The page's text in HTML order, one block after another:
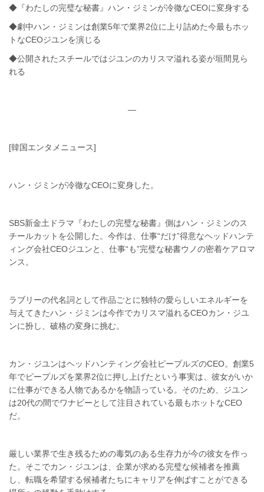
◆『わたしの完璧な秘書』ハン・ジミンが冷徹なCEOに変身する
◆劇中ハン・ジミンは創業5年で業界2位に上り詰めた今最もホッ
トなCEOジユンを演じる
◆公開されたスチールではジユンのカリスマ溢れる姿が垣間見ら
れる
—
[韓国エンタメニュース]
ハン・ジミンが冷徹なCEOに変身した。
SBS新金土ドラマ『わたしの完璧な秘書』側はハン・ジミンのス
チールカットを公開した。今作は、仕事“だけ”得意なヘッドハンテ
ィング会社CEOジユンと、仕事“も”完璧な秘書ウノの密着ケアロマ
ンス。
ラブリーの代名詞として作品ごとに独特の愛らしいエネルギーを
与えてきたハン・ジミンは今作でカリスマ溢れるCEOカン・ジユ
ンに扮し、破格の変身に挑む。
カン・ジユンはヘッドハンティング会社ピープルズのCEO。創業5
年でピープルズを業界2位に押し上げたという事実は、彼女がいか
に仕事ができる人物であるかを物語っている。そのため、ジユン
は20代の間でワナビーとして注目されている最もホットなCEO
だ。
厳しい業界で生き残るための毒気のある生存力が今の彼女を作っ
た。そこでカン・ジユンは、企業が求める完璧な候補者を推薦
し、転職を希望する候補者たちにキャリアを伸ばすことができる